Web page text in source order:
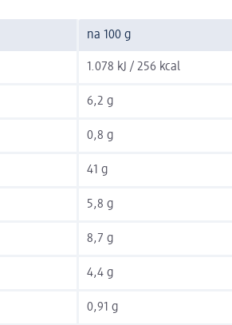
na 100 g
1.078 kJ / 256 kcal
6,2 g
0,8 g
41 g
5,8 g
8,7 g
4,4 g
0,91 g